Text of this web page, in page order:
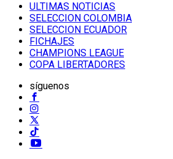
ULTIMAS NOTICIAS
SELECCION COLOMBIA
SELECCION ECUADOR
FICHAJES
CHAMPIONS LEAGUE
COPA LIBERTADORES
síguenos